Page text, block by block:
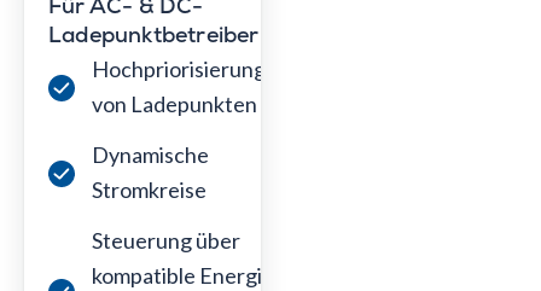
Für AC- & DC-
Ladepunktbetreiber
Hochpriorisierung
von Ladepunkten
Dynamische
Stromkreise
Steuerung über
kompatible Energie